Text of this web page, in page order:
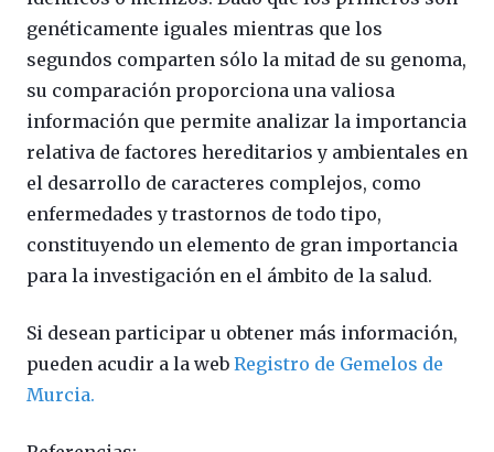
genéticamente iguales mientras que los
segundos comparten sólo la mitad de su genoma,
su comparación proporciona una valiosa
información que permite analizar la importancia
relativa de factores hereditarios y ambientales en
el desarrollo de caracteres complejos, como
enfermedades y trastornos de todo tipo,
constituyendo un elemento de gran importancia
para la investigación en el ámbito de la salud.
Si desean participar u obtener más información,
pueden acudir a la web Registro de Gemelos de
Murcia.